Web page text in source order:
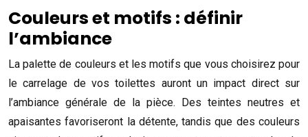
Couleurs et motifs : définir
l’ambiance
La palette de couleurs et les motifs que vous choisirez pour
le carrelage de vos toilettes auront un impact direct sur
l’ambiance générale de la pièce. Des teintes neutres et
apaisantes favoriseront la détente, tandis que des couleurs